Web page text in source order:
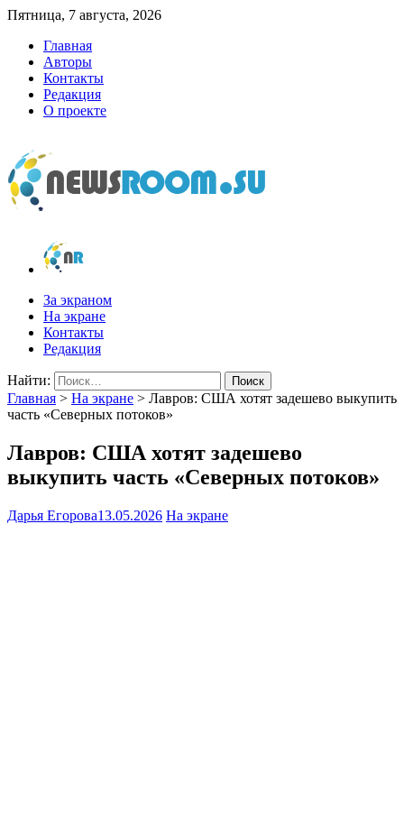
Пятница, 7 августа, 2026
Главная
Авторы
Контакты
Редакция
О проекте
newsroom.su
Новости о новостях
За экраном
На экране
Контакты
Редакция
Найти:
Главная > На экране > Лавров: США хотят задешево выкупить
часть «Северных потоков»
Лавров: США хотят задешево
выкупить часть «Северных потоков»
Дарья Егорова13.05.2026 На экране